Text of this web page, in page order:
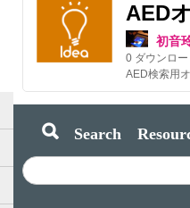
AED
初音
0 ダウンロ
Search